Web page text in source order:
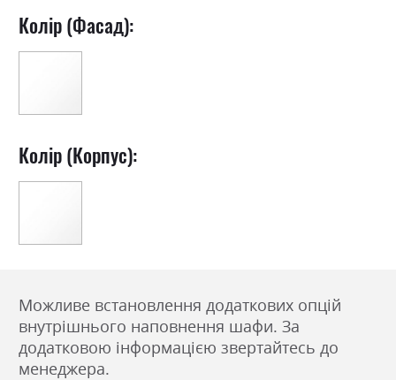
Колір (Фасад):
Колір (Корпус):
Можливе встановлення додаткових опцій
внутрішнього наповнення шафи. За
додатковою інформацією звертайтесь до
менеджера.